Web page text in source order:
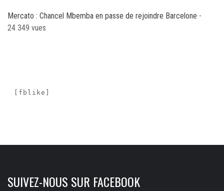
Mercato : Chancel Mbemba en passe de rejoindre Barcelone -
24 349 vues
[fblike]
SUIVEZ-NOUS SUR FACEBOOK